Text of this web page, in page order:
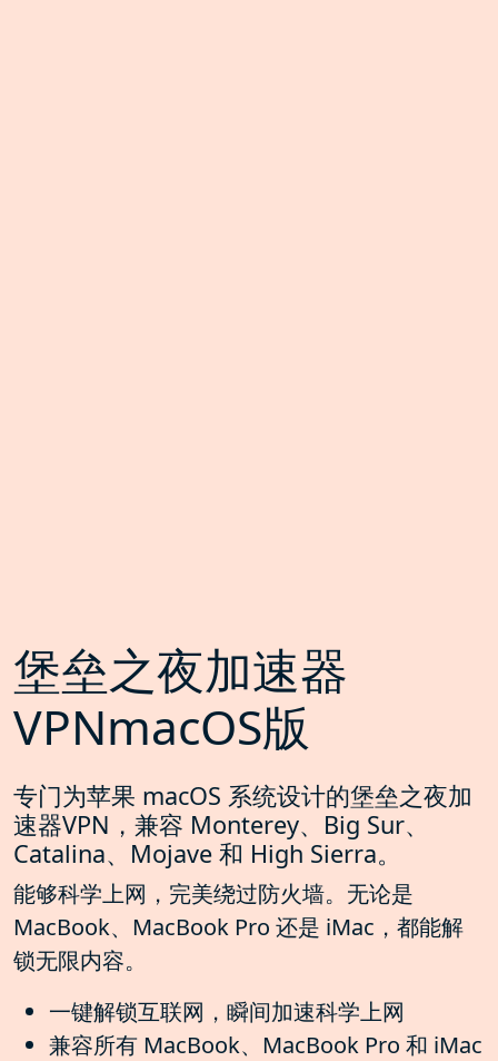
堡垒之夜加速器
VPNmacOS版
专门为苹果 macOS 系统设计的堡垒之夜加
速器VPN，兼容 Monterey、Big Sur、
Catalina、Mojave 和 High Sierra。
能够科学上网，完美绕过防火墙。无论是
MacBook、MacBook Pro 还是 iMac，都能解
锁无限内容。
一键解锁互联网，瞬间加速科学上网
兼容所有 MacBook、MacBook Pro 和 iMac